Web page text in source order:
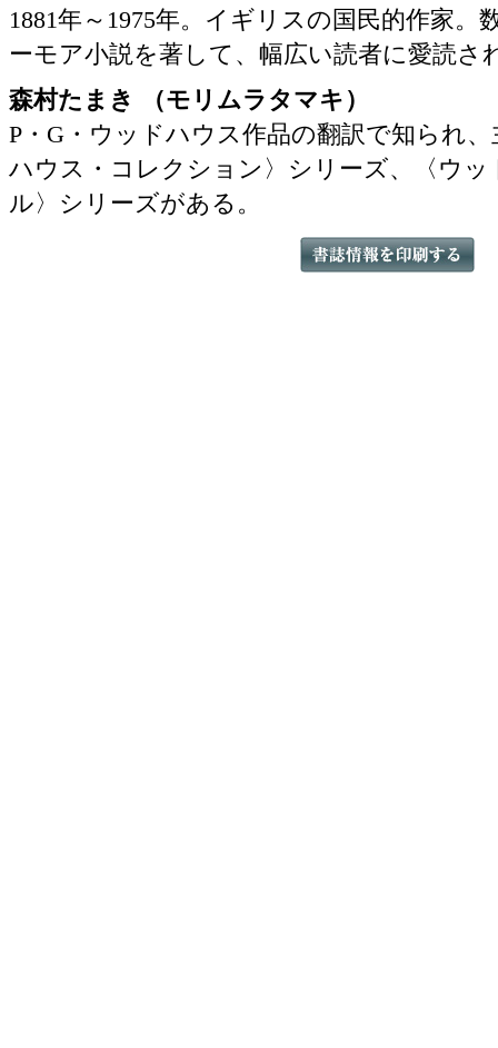
1881年～1975年。イギリスの国民的作家。
ーモア小説を著して、幅広い読者に愛読さ
森村たまき （モリムラタマキ）
P・G・ウッドハウス作品の翻訳で知られ
ハウス・コレクション〉シリーズ、〈ウ
ル〉シリーズがある。